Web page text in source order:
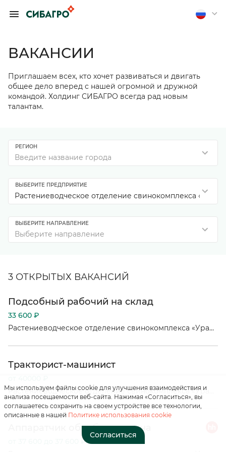
ВАКАНСИИ
Приглашаем всех, кто хочет развиваться и двигать
общее дело вперед с нашей огромной и дружной
командой. Холдинг СИБАГРО всегда рад новым
талантам.
Введите название города
РЕГИОН
Растениеводческое отделение свинокомплекса
ВЫБЕРИТЕ ПРЕДПРИЯТИЕ
Выберите направление
ВЫБЕРИТЕ НАПРАВЛЕНИЕ
3 ОТКРЫТЫХ ВАКАНСИЙ
Подсобный рабочий на склад
33 600 ₽
Растениеводческое отделение свинокомплекса «Уральский»
Тракторист-машинист
Аппаратчик обработки зерна
от 37 600 до 37 600 ₽
Мы используем файлы cookie для улучшения взаимодействия и
анализа посещаемости веб-сайта. Нажимая «Согласиться», вы
соглашаетесь сохранить на своем устройстве все технологии,
описанные в нашей Политике использования cookie
Согласиться
ПРАВЛЕНИЯ А.
П. ТЮТЮШЕВУ
Если вы хотите получить
обратную связь, оставьте
свои контакты
Нажимая на кнопку, вы
соглашаетесь с
персональных данных»
Отправить